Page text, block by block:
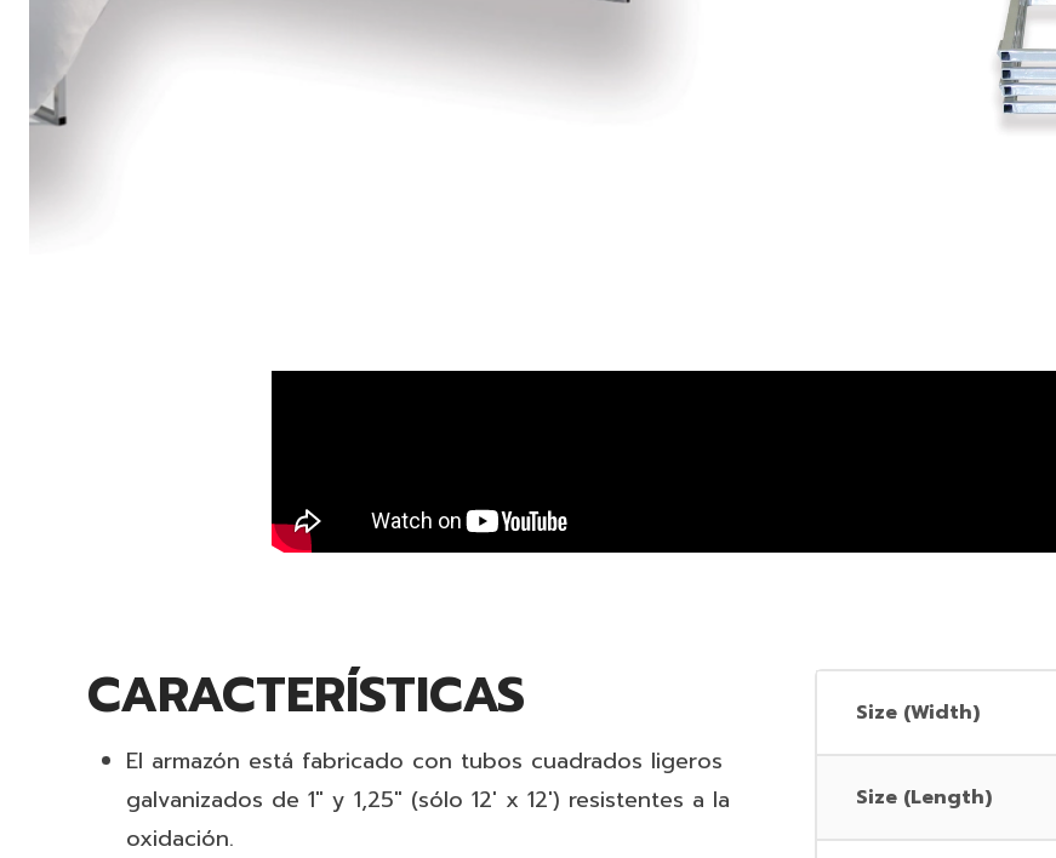
CARACTERÍSTICAS
El armazón está fabricado con tubos cuadrados ligeros
galvanizados de 1" y 1,25" (sólo 12' x 12') resistentes a la
oxidación.
Size (Width)
Size (Length)